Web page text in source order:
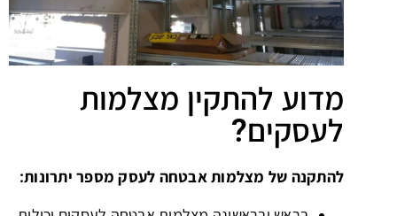
מדוע להתקין מצלמות
לעסקים?
להתקנה של מצלמות אבטחה לעסק מספר יתרונות: